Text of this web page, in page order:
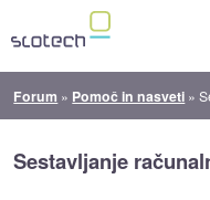
Forum » Pomoč in nasveti »
Sestavljanje